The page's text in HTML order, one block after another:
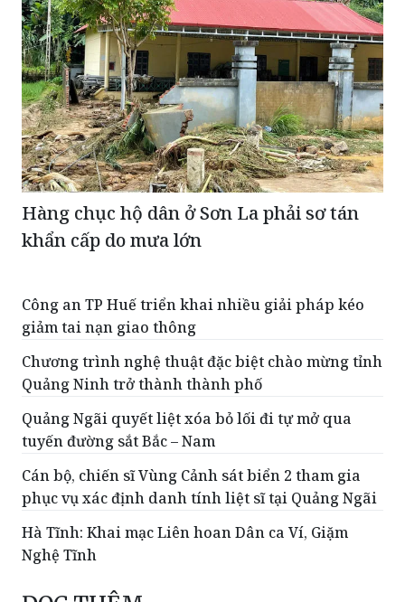
Hàng chục hộ dân ở Sơn La phải sơ tán
khẩn cấp do mưa lớn
Công an TP Huế triển khai nhiều giải pháp kéo
Chương trình nghệ thuật đặc biệt chào mừng tỉnh
Quảng Ninh trở thành thành phố
Quảng Ngãi quyết liệt xóa bỏ lối đi tự mở qua
tuyến đường sắt Bắc – Nam
Cán bộ, chiến sĩ Vùng Cảnh sát biển 2 tham gia
phục vụ xác định danh tính liệt sĩ tại Quảng Ngãi
Hà Tĩnh: Khai mạc Liên hoan Dân ca Ví, Giặm
Nghệ Tĩnh
ĐỌC THÊM